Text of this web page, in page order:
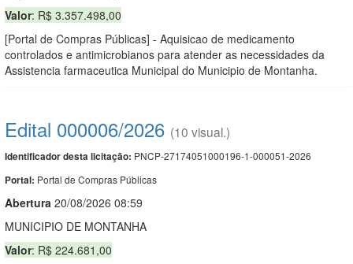
Valor: R$ 3.357.498,00
[Portal de Compras Públicas] - Aquisicao de medicamento
controlados e antimicrobianos para atender as necessidades da
Assistencia farmaceutica Municipal do Municipio de Montanha.
Edital 000006/2026 (10 visual.)
Identificador desta licitação: PNCP-27174051000196-1-000051-2026
Portal: Portal de Compras Públicas
Abertura 20/08/2026 08:59
MUNICIPIO DE MONTANHA
Valor: R$ 224.681,00